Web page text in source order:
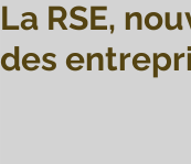
La RSE,
des